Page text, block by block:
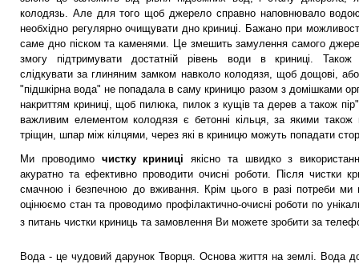
колодязь. Але для того щоб джерело справно наповнювало
необхідно регулярно очищувати дно криниці. Бажано при
саме дно піском та каменями. Це змешить замулення самого
змогу підтримувати достатній рівень води в криниці. Також
слідкувати за глиняним замком навколо колодязя, щоб дощові,
"підшкірна вода" не попадала в саму криницю разом з домішками
накриттям криниці, щоб пилюка, пилок з кущів та дерев а також
важливим елементом колодязя є бетонні кільця, за якими також
тріщин, шпар між кілцями, через які в криницю можуть попадати
Ми проводимо чистку криниці якісно та швидко з
акуратно та ефективно проводити очисні роботи. Після чистки
смачною і безпечною до вживання. Крім цього в разі потреби ми
оцінюємо стан та проводимо профілактично-очисні роботи по
з питань чистки криниць та замовлення Ви можете зробити за
Вода - це чудовий дарунок Творця. Основа життя на землі. Вода